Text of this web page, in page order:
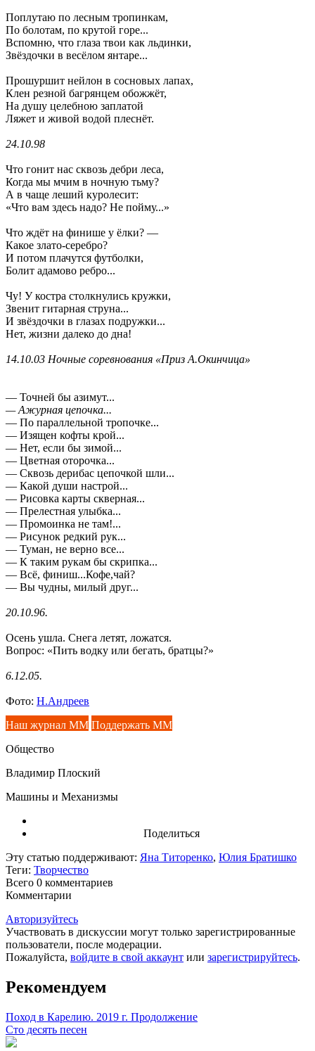
Поплутаю по лесным тропинкам,
По болотам, по крутой горе...
Вспомню, что глаза твои как льдинки,
Звёздочки в весёлом янтаре...
Прошуршит нейлон в сосновых лапах,
Клен резной багрянцем обожжёт,
На душу целебною заплатой
Ляжет и живой водой плеснёт.
24.10.98
Что гонит нас сквозь дебри леса,
Когда мы мчим в ночную тьму?
А в чаще леший куролесит:
«Что вам здесь надо? Не пойму...»
Что ждёт на финише у ёлки? —
Какое злато-серебро?
И потом плачутся футболки,
Болит адамово ребро...
Чу! У костра столкнулись кружки,
Звенит гитарная струна...
И звёздочки в глазах подружки...
Нет, жизни далеко до дна!
14.10.03 Ночные соревнования «Приз А.Окинчица»
— Точней бы азимут...
— Ажурная цепочка...
— По параллельной тропочке...
— Изящен кофты крой...
— Нет, если бы зимой...
— Цветная оторочка...
— Сквозь дерибас цепочкой шли...
— Какой души настрой...
— Рисовка карты скверная...
— Прелестная улыбка...
— Промоинка не там!...
— Рисунок редкий рук...
— Туман, не верно все...
— К таким рукам бы скрипка...
— Всё, финиш...Кофе,чай?
— Вы чудны, милый друг...
20.10.96.
Осень ушла. Снега летят, ложатся.
Вопрос: «Пить водку или бегать, братцы?»
6.12.05.
Фото: Н.Андреев
Наш журнал ММ Поддержать ММ
Общество
Владимир Плоский
Машины и Механизмы
Поделиться
Эту статью поддерживают: Яна Титоренко, Юлия Братишко
Теги: Творчество
Всего 0 комментариев
Комментарии
Авторизуйтесь
Участвовать в дискуссии могут только зарегистрированные
пользователи, после модерации.
Пожалуйста, войдите в свой аккаунт или зарегистрируйтесь.
Рекомендуем
Поход в Карелию. 2019 г. Продолжение
Сто десять песен